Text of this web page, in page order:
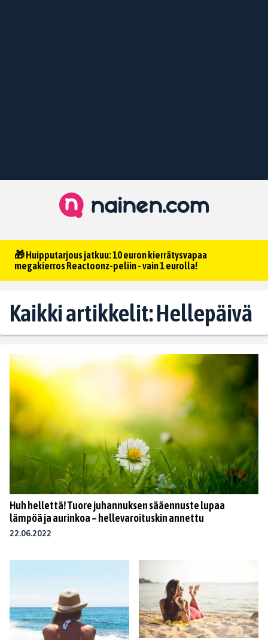
🎁 Huipputarjous jatkuu: 10 euron kierrätysvapaa
megakierros Reactoonz-peliin - vain 1 eurolla!
Kaikki artikkelit: Hellepäivä
Huh hellettä! Tuore juhannuksen sääennuste lupaa
lämpöä ja aurinkoa – hellevaroituskin annettu
22.06.2022